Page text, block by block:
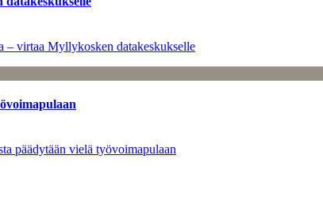
– virtaa Myllykosken datakeskukselle
päädytään vielä työvoimapulaan